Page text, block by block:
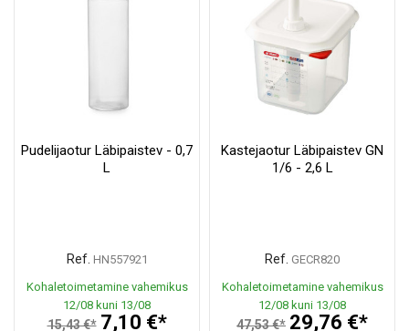
Pudelijaotur Läbipaistev - 0,7
L
Ref. HN557921
Kohaletoimetamine vahemikus
12/08 kuni 13/08
15,43 €* 7,10 €*
Kastejaotur Läbipaistev GN
1/6 - 2,6 L
Ref. GECR820
Kohaletoimetamine vahemikus
12/08 kuni 13/08
47,53 €* 29,76 €*